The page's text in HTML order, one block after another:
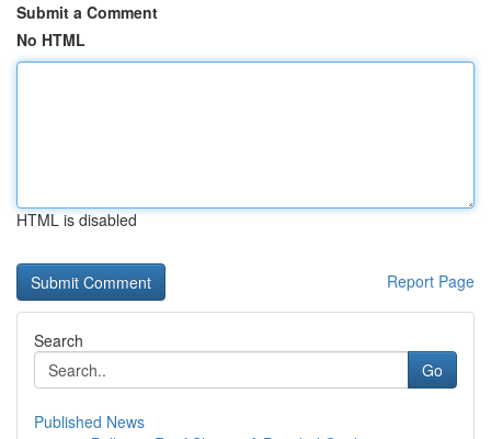
Submit a Comment
No HTML
HTML is disabled
Report Page
Search
Go
Published News